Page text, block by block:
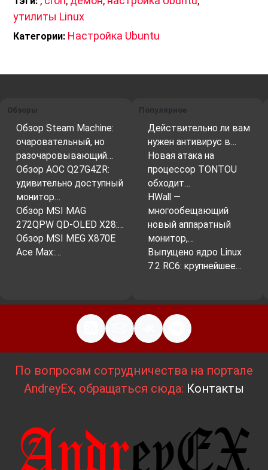
утилиты Linux
Категории: Настройка Ubuntu
Обзоры
Обзор Steam Machine:
очаровательный, но
разочаровывающий…
Обзор AOC Q27G4ZR:
удивительно доступный
монитор…
Обзор MSI MAG
272QPW QD-OLED X28:…
Обзор MSI MEG X870E
Ace Max:…
Популярное
Действительно ли вам
нужен антивирус в…
Новая атака на
процессор TONTOU
обходит…
HWall —
многообещающий
новый аппаратный
монитор,…
Выпущено ядро Linux
7.2 RC6: крупнейшее…
По вопросам сотрудничества на портале
AndreyEx, обращаться сюда: Контакты